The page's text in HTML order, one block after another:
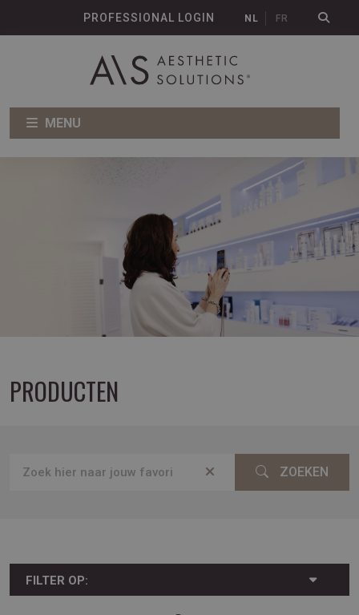
PROFESSIONAL LOGIN NL FR
MENU
PRODUCTEN
ZOEKEN
FILTER OP: